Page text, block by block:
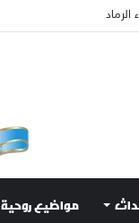
لتهدئة الغضب الإلهي
مواضيع روحية